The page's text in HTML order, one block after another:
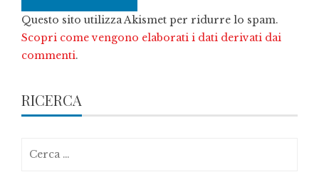
Questo sito utilizza Akismet per ridurre lo spam.
Scopri come vengono elaborati i dati derivati dai
commenti.
RICERCA